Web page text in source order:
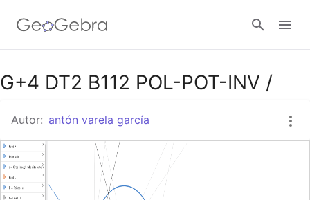
Google Classroom
GeoGebra Classroom
Abrir sesión
G+4 DT2 B112 POL-POT-INV /
Autor: antón varela garcía